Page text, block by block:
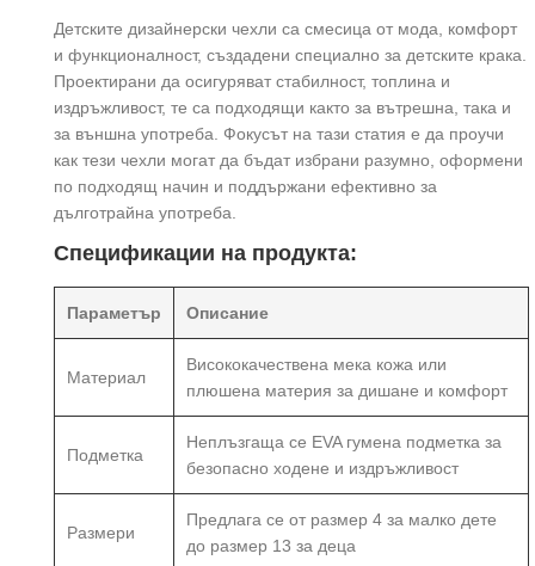
Детските дизайнерски чехли са смесица от мода, комфорт
и функционалност, създадени специално за детските крака.
Проектирани да осигуряват стабилност, топлина и
издръжливост, те са подходящи както за вътрешна, така и
за външна употреба. Фокусът на тази статия е да проучи
как тези чехли могат да бъдат избрани разумно, оформени
по подходящ начин и поддържани ефективно за
дълготрайна употреба.
Спецификации на продукта:
Параметър Описание
Материал
Висококачествена мека кожа или
плюшена материя за дишане и комфорт
Подметка
Неплъзгаща се EVA гумена подметка за
безопасно ходене и издръжливост
Размери
Предлага се от размер 4 за малко дете
до размер 13 за деца